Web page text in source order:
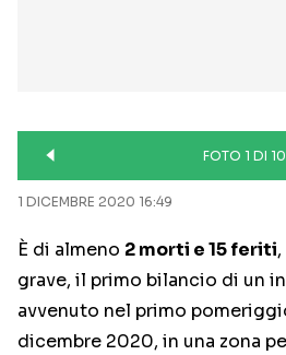
FOTO 1 DI 10
1 DICEMBRE 2020 16:49
È di almeno 2 morti e 15 feriti
grave, il primo bilancio di un
avvenuto nel primo
dicembre 2020, in una zona